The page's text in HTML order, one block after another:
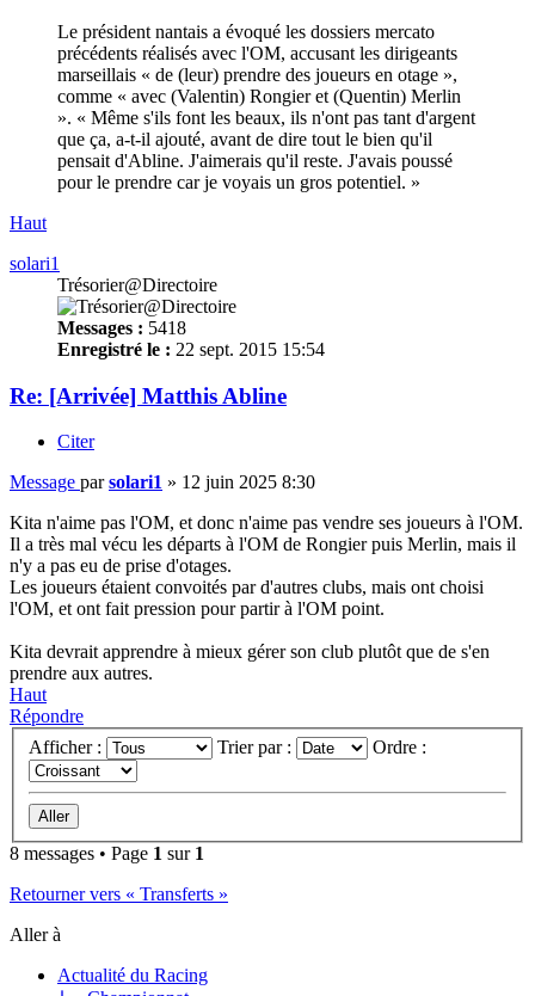
Le président nantais a évoqué les dossiers mercato
précédents réalisés avec l'OM, accusant les dirigeants
marseillais « de (leur) prendre des joueurs en otage »,
comme « avec (Valentin) Rongier et (Quentin) Merlin
». « Même s'ils font les beaux, ils n'ont pas tant d'argent
que ça, a-t-il ajouté, avant de dire tout le bien qu'il
pensait d'Abline. J'aimerais qu'il reste. J'avais poussé
pour le prendre car je voyais un gros potentiel. »
Haut
solari1
Trésorier@Directoire
Messages : 5418
Enregistré le : 22 sept. 2015 15:54
Re: [Arrivée] Matthis Abline
Citer
Message parsolari1 » 12 juin 2025 8:30
Kita n'aime pas l'OM, et donc n'aime pas vendre ses joueurs à l'OM.
Il a très mal vécu les départs à l'OM de Rongier puis Merlin, mais il
n'y a pas eu de prise d'otages.
Les joueurs étaient convoités par d'autres clubs, mais ont choisi
l'OM, et ont fait pression pour partir à l'OM point.
Kita devrait apprendre à mieux gérer son club plutôt que de s'en
prendre aux autres.
Haut
Répondre
Afficher :
Trier par : Ordre :
8 messages • Page 1 sur 1
Retourner vers « Transferts »
Aller à
Actualité du Racing